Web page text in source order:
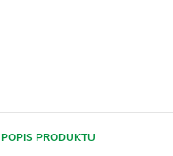
POPIS PRODUKTU